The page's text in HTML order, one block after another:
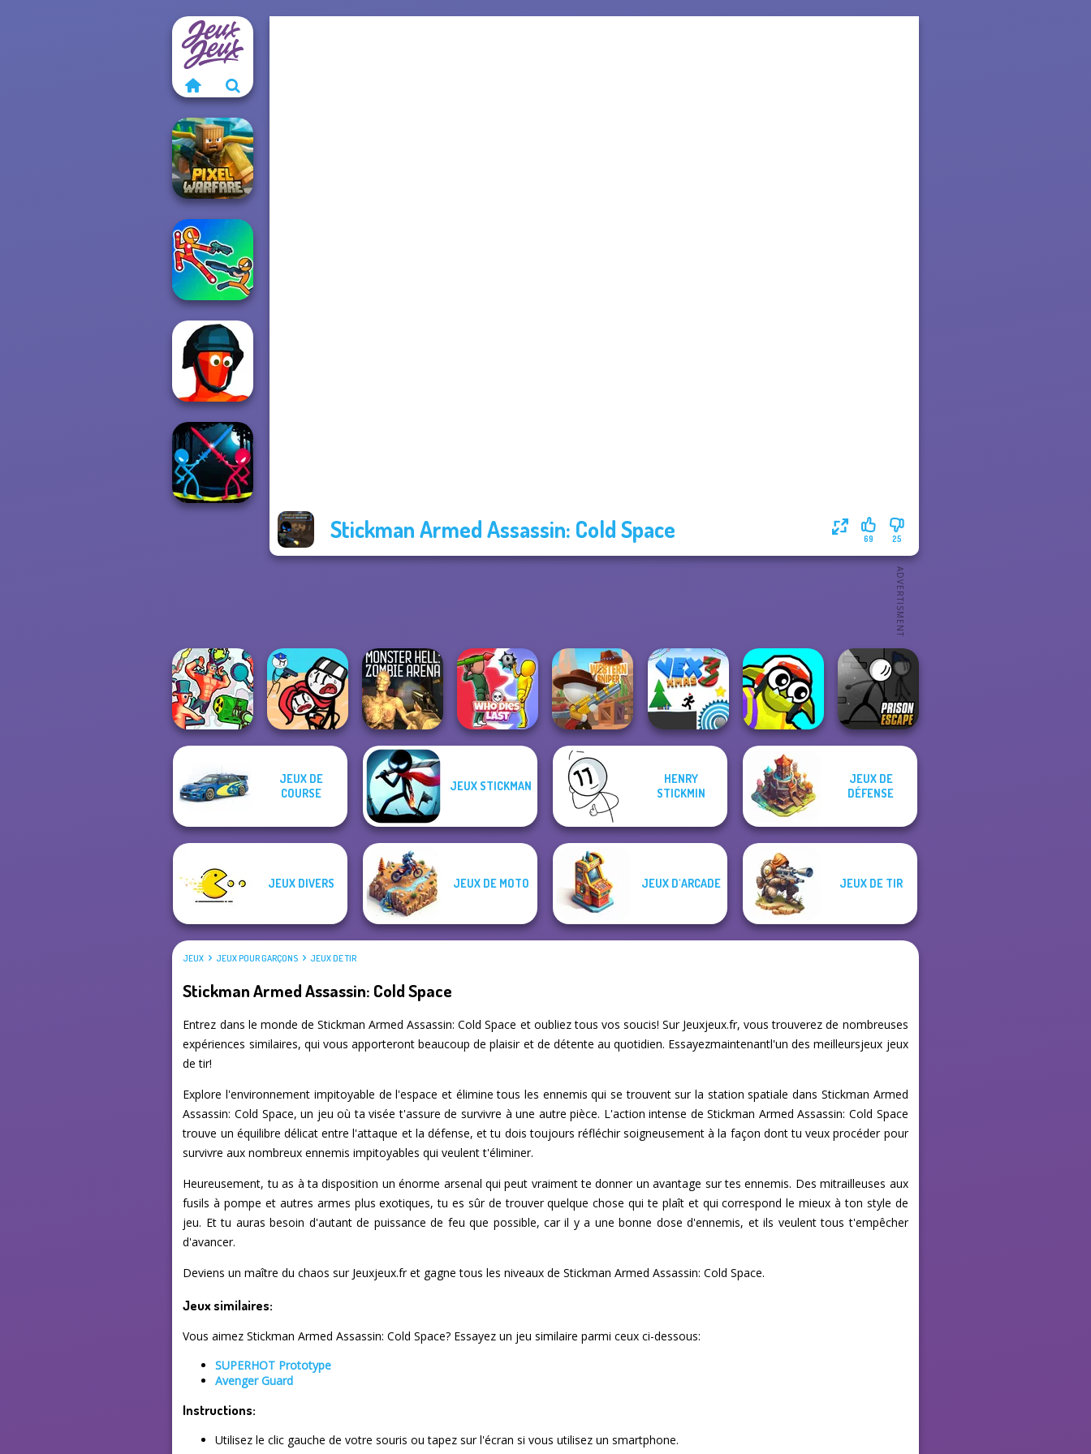
Stickman Armed Assassin: Cold Space 25
69
Minecraft Pixel
Warfare
Stick Duel: Battle
Hero
Funny Shooter
Funny Shooter 2
Stickman
Jailbreak Story
Monster Hell:
Zombie Arena
Western Sniper Vex 3 Xmas
Funny Blade &
Magic
Prison Escape
Online
JEUX DE
COURSE
JEUX STICKMAN
HENRY
STICKMIN
JEUX DE
DÉFENSE
JEUX DIVERS JEUX DE MOTO JEUX D'ARCADE JEUX DE TIR
JEUX JEUX POUR GARÇONS JEUX DE TIR
Stickman Armed Assassin: Cold Space
Entrez dans le monde de Stickman Armed Assassin: Cold Space et oubliez tous vos soucis! Sur Jeuxjeux.fr, vous trouverez de nombreuses
expériences similaires, qui vous apporteront beaucoup de plaisir et de détente au quotidien. Essayezmaintenantl'un des meilleursjeux jeux
de tir!
Explore l'environnement impitoyable de l'espace et élimine tous les ennemis qui se trouvent sur la station spatiale dans Stickman Armed
Assassin: Cold Space, un jeu où ta visée t'assure de survivre à une autre pièce. L'action intense de Stickman Armed Assassin: Cold Space
trouve un équilibre délicat entre l'attaque et la défense, et tu dois toujours réfléchir soigneusement à la façon dont tu veux procéder pour
survivre aux nombreux ennemis impitoyables qui veulent t'éliminer.
Heureusement, tu as à ta disposition un énorme arsenal qui peut vraiment te donner un avantage sur tes ennemis. Des mitrailleuses aux
fusils à pompe et autres armes plus exotiques, tu es sûr de trouver quelque chose qui te plaît et qui correspond le mieux à ton style de
jeu. Et tu auras besoin d'autant de puissance de feu que possible, car il y a une bonne dose d'ennemis, et ils veulent tous t'empêcher
d'avancer.
Deviens un maître du chaos sur Jeuxjeux.fr et gagne tous les niveaux de Stickman Armed Assassin: Cold Space.
Jeux similaires:
Vous aimez Stickman Armed Assassin: Cold Space? Essayez un jeu similaire parmi ceux ci-dessous:
SUPERHOT Prototype
Avenger Guard
Instructions:
Utilisez le clic gauche de votre souris ou tapez sur l'écran si vous utilisez un smartphone.